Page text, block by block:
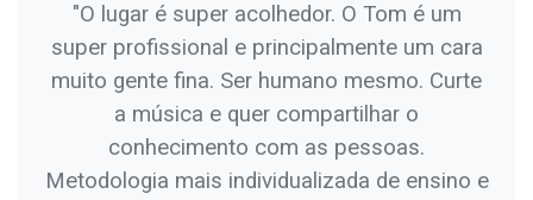
"O lugar é super acolhedor. O Tom é um
super profissional e principalmente um cara
muito gente fina. Ser humano mesmo. Curte
a música e quer compartilhar o
conhecimento com as pessoas.
Metodologia mais individualizada de ensino e